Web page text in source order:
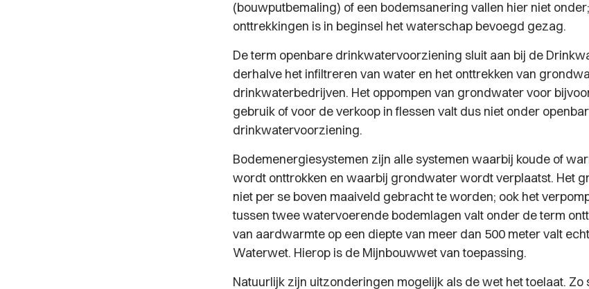
(bouwputbemaling) of een bodemsanering vallen hier niet
onttrekkingen is in beginsel het waterschap bevoegd gezag.
De term openbare drinkwatervoorziening sluit aan bij de
derhalve het infiltreren van water en het onttrekken van
drinkwaterbedrijven. Het oppompen van grondwater voor
gebruik of voor de verkoop in flessen valt dus niet onder
drinkwatervoorziening.
Bodemenergiesystemen zijn alle systemen waarbij koude of
wordt onttrokken en waarbij grondwater wordt verplaatst. Het
niet per se boven maaiveld gebracht te worden; ook het
tussen twee watervoerende bodemlagen valt onder de term
van aardwarmte op een diepte van meer dan 500 meter valt
Waterwet. Hierop is de Mijnbouwwet van toepassing.
Natuurlijk zijn uitzonderingen mogelijk als de wet het toelaat. Zo